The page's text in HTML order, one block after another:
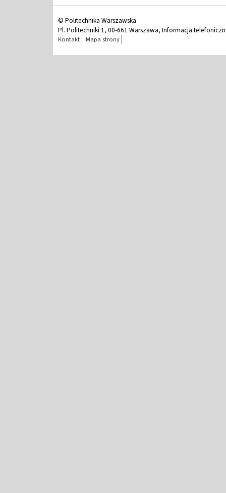
© Politechnika Warszawska
Pl. Politechniki 1, 00-661 Warszawa, Informacja
Kontakt Mapa strony